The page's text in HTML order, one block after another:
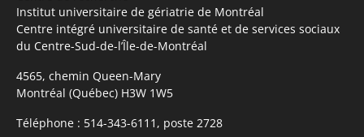
Institut universitaire de gériatrie de Montréal
Centre intégré universitaire de santé et de services sociaux
du Centre-Sud-de-l’Île-de-Montréal
4565, chemin Queen-Mary
Montréal (Québec) H3W 1W5
Téléphone : 514-343-6111, poste 2728